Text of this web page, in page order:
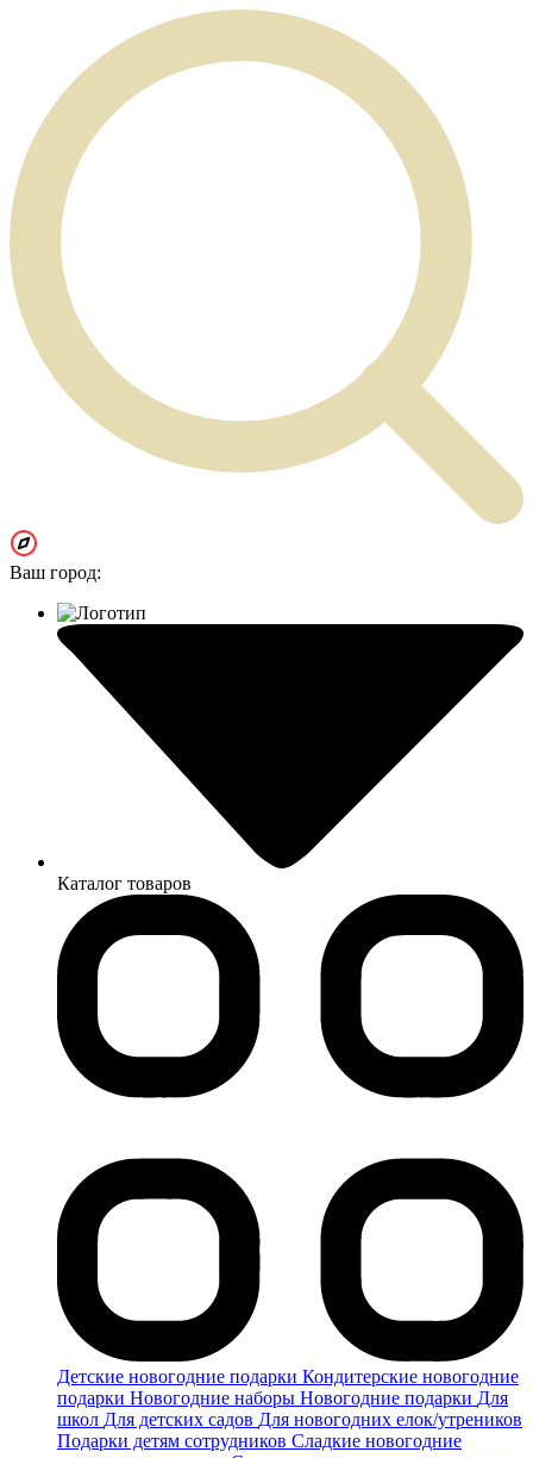
Ваш город:
Каталог товаров
Детские новогодние подарки Кондитерские новогодние
подарки Новогодние наборы Новогодние подарки Для
школ Для детских садов Для новогодних елок/утреников
Подарки детям сотрудников Сладкие новогодние